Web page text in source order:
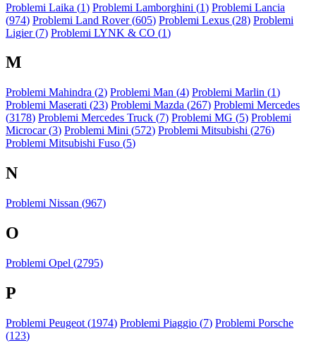
Problemi Laika (1) Problemi Lamborghini (1) Problemi Lancia
(974) Problemi Land Rover (605) Problemi Lexus (28) Problemi
Ligier (7) Problemi LYNK & CO (1)
M
Problemi Mahindra (2) Problemi Man (4) Problemi Marlin (1)
Problemi Maserati (23) Problemi Mazda (267) Problemi Mercedes
(3178) Problemi Mercedes Truck (7) Problemi MG (5) Problemi
Microcar (3) Problemi Mini (572) Problemi Mitsubishi (276)
Problemi Mitsubishi Fuso (5)
N
Problemi Nissan (967)
O
Problemi Opel (2795)
P
Problemi Peugeot (1974) Problemi Piaggio (7) Problemi Porsche
(123)